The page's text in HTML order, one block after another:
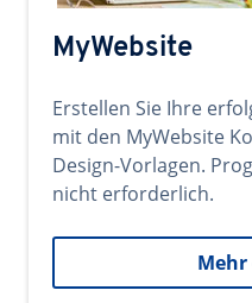
MyWebsite
Erstellen Sie Ihre
mit den MyWebsite
Design-Vorlagen.
nicht erforderlich.